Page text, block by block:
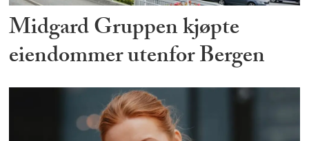
Midgard Gruppen kjøpte
eiendommer utenfor Bergen